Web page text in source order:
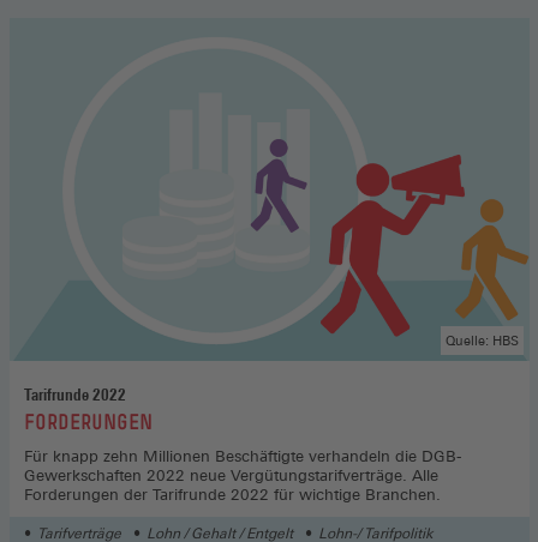
Tarifrunde 2022
:FORDERUNGEN
Für knapp zehn Millionen Beschäftigte verhandeln die DGB-
Gewerkschaften 2022 neue Vergütungstarifverträge. Alle
Forderungen der Tarifrunde 2022 für wichtige Branchen.
Quelle: HBS
Tarifverträge Lohn / Gehalt / Entgelt Lohn-/ Tarifpolitik